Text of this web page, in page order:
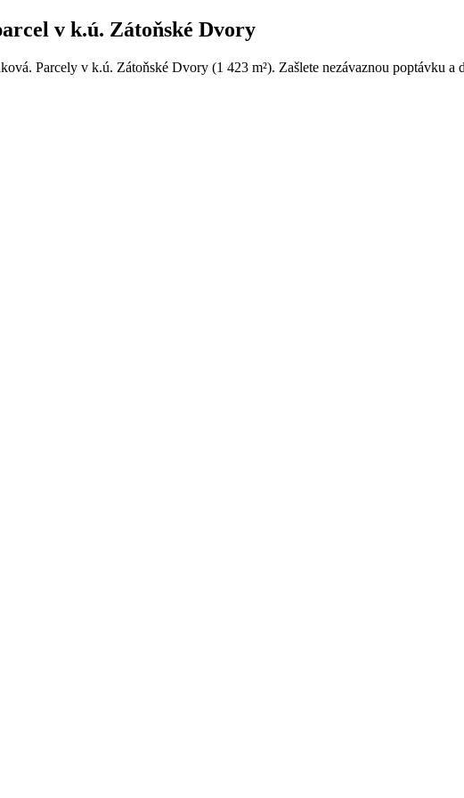
v k.ú. Zátoňské Dvory
Parcely v k.ú. Zátoňské Dvory (1 423 m²). Zašlete nezávaznou poptávku a